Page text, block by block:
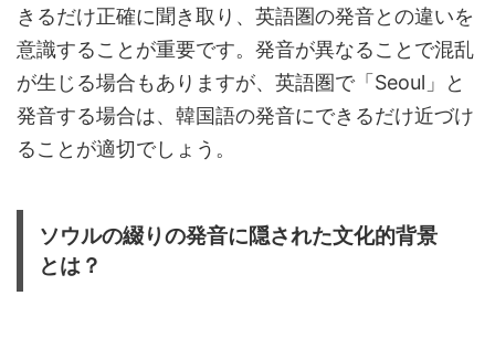
きるだけ正確に聞き取り、英語圏の発音との違いを
意識することが重要です。発音が異なることで混乱
が生じる場合もありますが、英語圏で「Seoul」と
発音する場合は、韓国語の発音にできるだけ近づけ
ることが適切でしょう。
ソウルの綴りの発音に隠された文化的背景
とは？